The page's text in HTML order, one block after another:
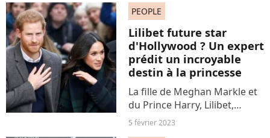
Globe 2024. Et ce, de retour
de congé maternité. Une
situation qui crie le...
PEOPLE
Lilibet future star
d'Hollywood ? Un expert
prédit un incroyable
destin à la princesse
La fille de Meghan Markle et
du Prince Harry, Lilibet,
pourrait devenir l'une des
5 février 2023